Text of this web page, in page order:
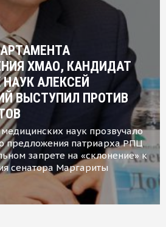
ХМАО, КАНДИДАТ
АЛЕКСЕЙ
ВЫСТУПИЛ ПРОТИВ
наук прозвучало
предложения патриарха РПЦ
запрете на «склонение» к
сенатора Маргариты